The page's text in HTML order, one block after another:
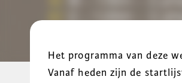
Het programma van deze
Vanaf heden zijn de